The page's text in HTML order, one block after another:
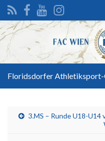
Search for:
Floridsdorfer
3.MS – Runde U18-U14